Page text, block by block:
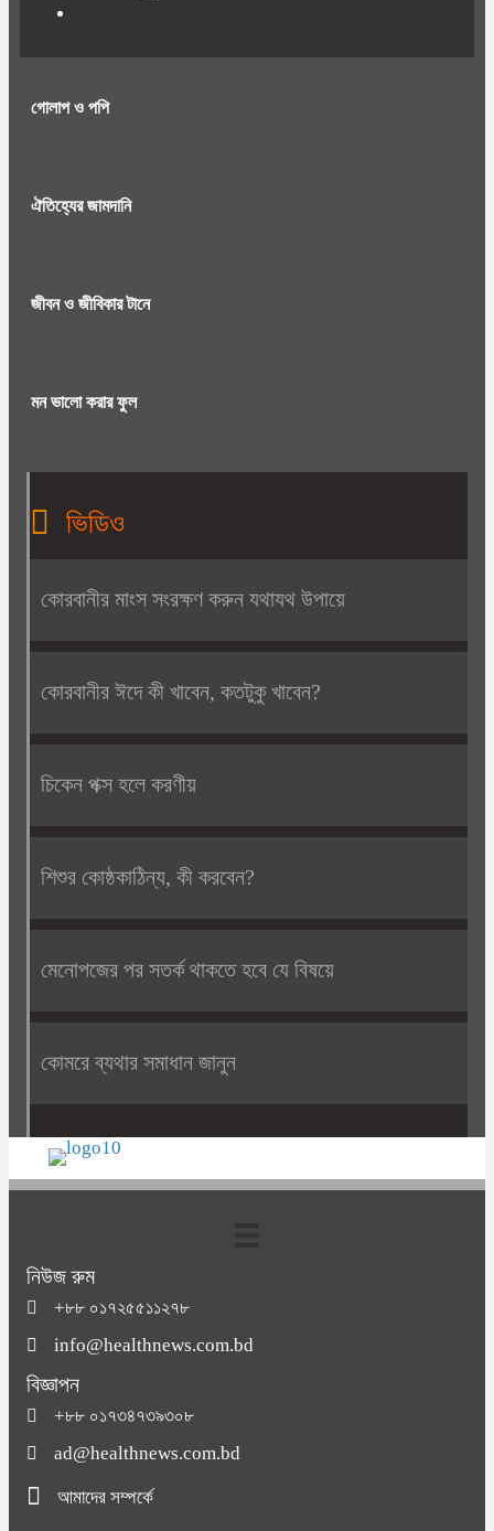
গোলাপ ও পপি
ঐতিহ্যের জামদানি
জীবন ও জীবিকার টানে
মন ভালো করার ফুল
ভিডিও
কোরবানীর মাংস সংরক্ষণ করুন যথাযথ উপায়ে
কোরবানীর ঈদে কী খাবেন, কতটুকু খাবেন?
চিকেন পক্স হলে করণীয়
শিশুর কোষ্ঠকাঠিন্য, কী করবেন?
মেনোপজের পর সতর্ক থাকতে হবে যে বিষয়ে
কোমরে ব্যথার সমাধান জানুন
নিউজ রুম
+৮৮ ০১৭২৫৫১১২৭৮
info@healthnews.com.bd
বিজ্ঞাপন
+৮৮ ০১৭৩৪৭৩৯৩০৮
ad@healthnews.com.bd
আমাদের সম্পর্কে